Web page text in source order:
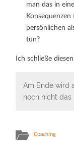
man das in
persönlichen
tun?
Ich schließe
Am Ende wird
noch nicht das
Coaching